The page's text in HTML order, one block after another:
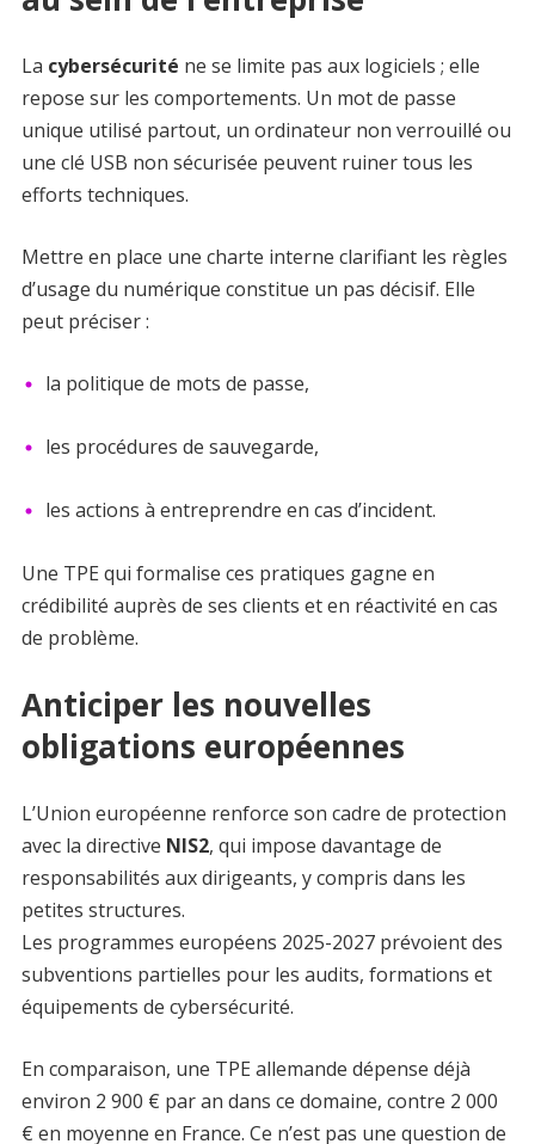
La cybersécurité ne se limite pas aux logiciels ; elle
repose sur les comportements. Un mot de passe
unique utilisé partout, un ordinateur non verrouillé ou
une clé USB non sécurisée peuvent ruiner tous les
efforts techniques.
Mettre en place une charte interne clarifiant les règles
d’usage du numérique constitue un pas décisif. Elle
peut préciser :
la politique de mots de passe,
les procédures de sauvegarde,
les actions à entreprendre en cas d’incident.
Une TPE qui formalise ces pratiques gagne en
crédibilité auprès de ses clients et en réactivité en cas
de problème.
Anticiper les nouvelles
obligations européennes
L’Union européenne renforce son cadre de protection
avec la directive NIS2, qui impose davantage de
responsabilités aux dirigeants, y compris dans les
petites structures.
Les programmes européens 2025-2027 prévoient des
subventions partielles pour les audits, formations et
équipements de cybersécurité.
En comparaison, une TPE allemande dépense déjà
environ 2 900 € par an dans ce domaine, contre 2 000
€ en moyenne en France. Ce n’est pas une question de